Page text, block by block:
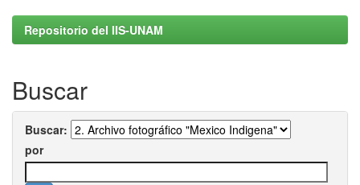
Repositorio del IIS-UNAM
Buscar
Buscar:
por